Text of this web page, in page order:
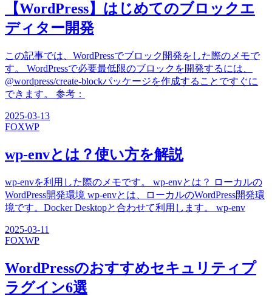
【WordPress】はじめてのブロックエ
ディター開発
この記事では、WordPressでブロック開発をした際のメモで
す。 WordPressで必要最低限のブロックを開発するには、
@wordpress/create-blockパッケージを作成することですぐに
できます。 参考：
2025-03-13
FOXWP
wp-envとは？使い方を解説
wp-envを利用した際のメモです。 wp-envとは？ ローカルの
WordPress開発環境 wp-envとは、ローカルのWordPress開発環
境です。Docker Desktopと合わせて利用します。 wp-env
2025-03-11
FOXWP
WordPressのおすすめセキュリティプ
ラグイン6選